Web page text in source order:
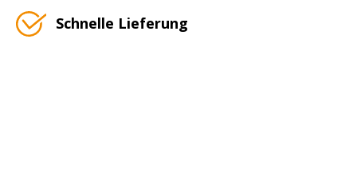
Schnelle Lieferung